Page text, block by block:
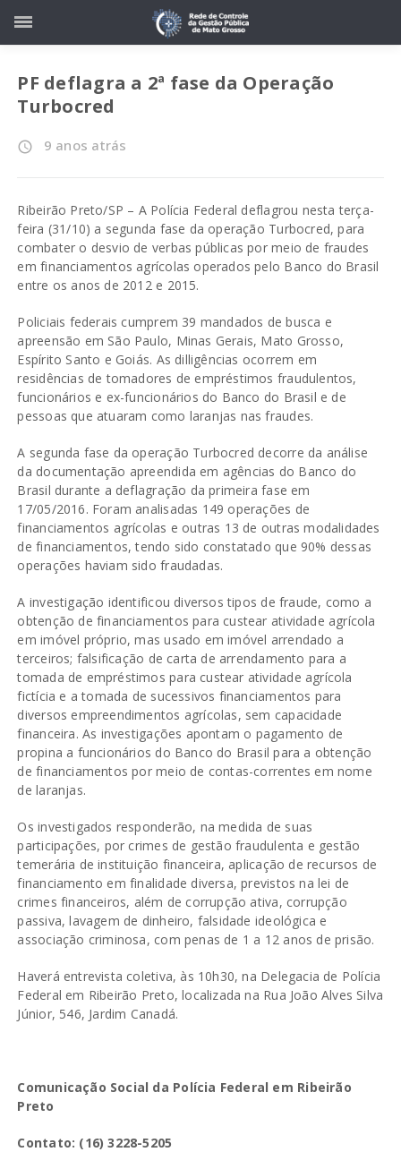
PF deflagra a 2ª fase da Operação
Turbocred
access_time 9 anos atrás
Ribeirão Preto/SP – A Polícia Federal deflagrou nesta terça-
feira (31/10) a segunda fase da operação Turbocred, para
combater o desvio de verbas públicas por meio de fraudes
em financiamentos agrícolas operados pelo Banco do Brasil
entre os anos de 2012 e 2015.
Policiais federais cumprem 39 mandados de busca e
apreensão em São Paulo, Minas Gerais, Mato Grosso,
Espírito Santo e Goiás. As dilligências ocorrem em
residências de tomadores de empréstimos fraudulentos,
funcionários e ex-funcionários do Banco do Brasil e de
pessoas que atuaram como laranjas nas fraudes.
A segunda fase da operação Turbocred decorre da análise
da documentação apreendida em agências do Banco do
Brasil durante a deflagração da primeira fase em
17/05/2016. Foram analisadas 149 operações de
financiamentos agrícolas e outras 13 de outras modalidades
de financiamentos, tendo sido constatado que 90% dessas
operações haviam sido fraudadas.
A investigação identificou diversos tipos de fraude, como a
obtenção de financiamentos para custear atividade agrícola
em imóvel próprio, mas usado em imóvel arrendado a
terceiros; falsificação de carta de arrendamento para a
tomada de empréstimos para custear atividade agrícola
fictícia e a tomada de sucessivos financiamentos para
diversos empreendimentos agrícolas, sem capacidade
financeira. As investigações apontam o pagamento de
propina a funcionários do Banco do Brasil para a obtenção
de financiamentos por meio de contas-correntes em nome
de laranjas.
Os investigados responderão, na medida de suas
participações, por crimes de gestão fraudulenta e gestão
temerária de instituição financeira, aplicação de recursos de
financiamento em finalidade diversa, previstos na lei de
crimes financeiros, além de corrupção ativa, corrupção
passiva, lavagem de dinheiro, falsidade ideológica e
associação criminosa, com penas de 1 a 12 anos de prisão.
Haverá entrevista coletiva, às 10h30, na Delegacia de Polícia
Federal em Ribeirão Preto, localizada na Rua João Alves Silva
Júnior, 546, Jardim Canadá.
Comunicação Social da Polícia Federal em Ribeirão
Preto
Contato: (16) 3228-5205